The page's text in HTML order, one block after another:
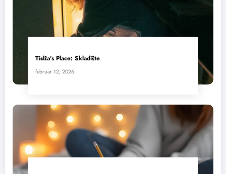
Tidža’s Place: Skladište
februar 12, 2026